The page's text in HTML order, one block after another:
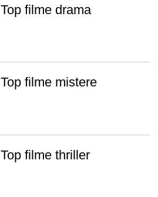
Top filme drama
Top filme mistere
Top filme thriller